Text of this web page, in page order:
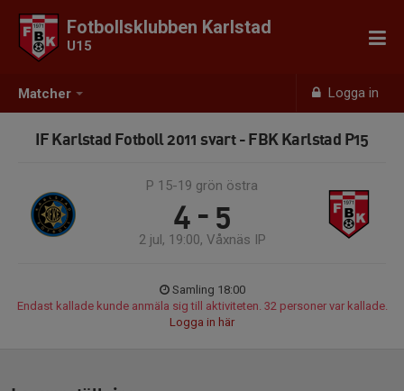
Matcher Logga in
Fotbollsklubben Karlstad
U15
IF Karlstad Fotboll 2011 svart - FBK Karlstad P15
P 15-19 grön östra
4 - 5
2 jul, 19:00, Våxnäs IP
Samling 18:00
Endast kallade kunde anmäla sig till aktiviteten. 32 personer var kallade.
Logga in här